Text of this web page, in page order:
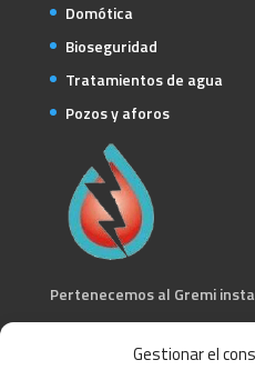
Gestionar el
Domótica
Bioseguridad
Tratamientos de agua
Pozos y aforos
Pertenecemos al Gremi
CONTACTA